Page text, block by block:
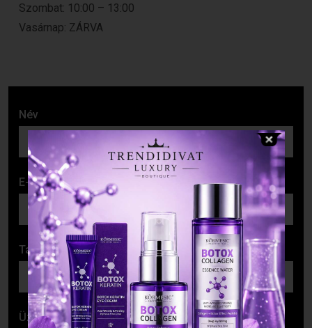
Név
E-mail cím
Tárgy
Üzenet
Szombat: 10:00 – 13:00
Vasárnap: ZÁRVA